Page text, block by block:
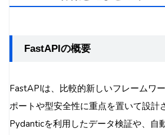
FastAPIの概要
FastAPIは、比較的新しいフレームワ
ポートや型安全性に重点を置いて設計
Pydanticを利用したデータ検証や、自